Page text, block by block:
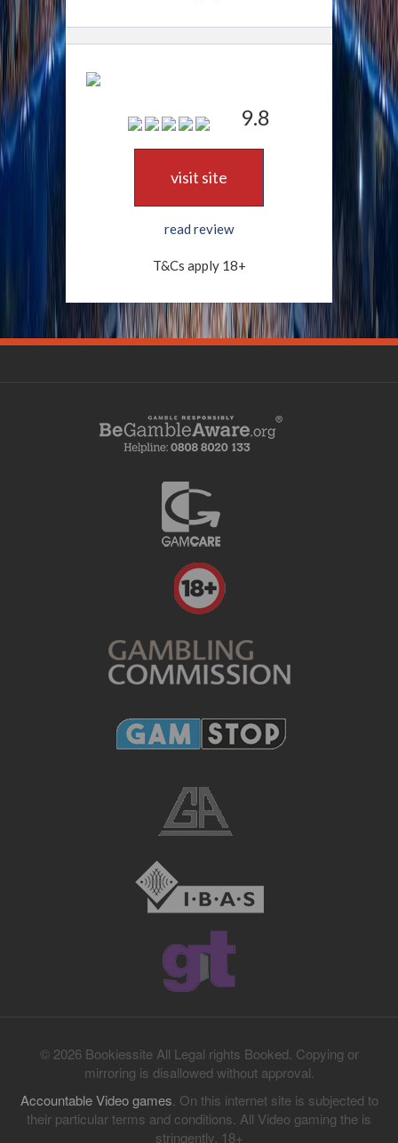
9.8
visit site
read review
T&Cs apply 18+
© 2026 Bookiessite All Legal rights Booked. Copying or
mirroring is disallowed without approval.
Accountable Video games . On this internet site is subjected to
their particular terms and conditions. All Video gaming the is
stringently. 18+